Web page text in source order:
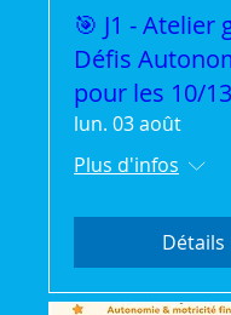
🎯 J1 - Atelier
Défis
pour les 10/
lun. 03 août
Plus d'infos
Détails